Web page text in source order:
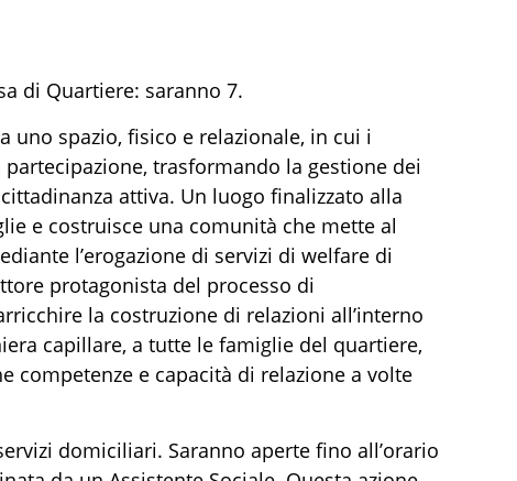
di Quartiere: saranno 7.
uno spazio, fisico e relazionale, in cui i
trasformando la gestione dei
attiva. Un luogo finalizzato alla
e costruisce una comunità che mette al
l’erogazione di servizi di welfare di
protagonista del processo di
la costruzione di relazioni all’interno
capillare, a tutte le famiglie del quartiere,
competenze e capacità di relazione a volte
domiciliari. Saranno aperte fino all’orario